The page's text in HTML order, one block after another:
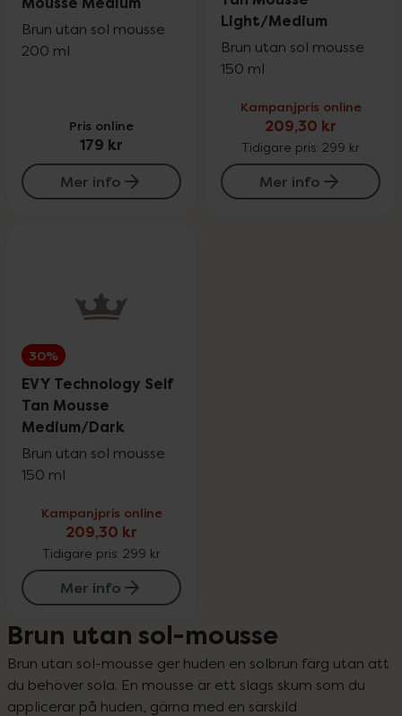
Brun utan sol mousse
200 ml
Pris online
179 kr
Mer info
Light/Medium
Brun utan sol mousse
150 ml
Kampanjpris online
209,30 kr
Tidigare pris: 299 kr
Mer info
30%
EVY Technology Self
Tan Mousse
Medium/Dark
Brun utan sol mousse
150 ml
Kampanjpris online
209,30 kr
Tidigare pris: 299 kr
Mer info
Brun utan sol-mousse
Brun utan sol-mousse ger huden en solbrun färg utan att
du behöver sola. En mousse är ett slags skum som du
applicerar på huden, gärna med en särskild